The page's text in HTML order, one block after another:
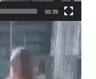
00:39